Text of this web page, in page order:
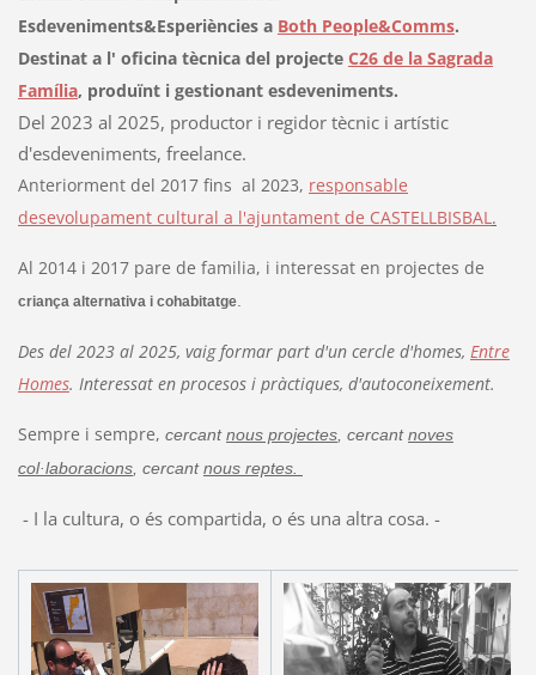
Esdeveniments&Esperiències a Both People&Comms.
Destinat a l' oficina tècnica del projecte C26 de la Sagrada
Família, produïnt i gestionant esdeveniments.
Del 2023 al 2025, productor i regidor tècnic i artístic
d'esdeveniments, freelance.
Anteriorment del 2017 fins al 2023, responsable
desevolupament cultural a l'ajuntament de CASTELLBISBAL .
Al 2014 i 2017 pare de familia, i interessat en projectes de
criança alternativa i cohabitatge.
Des del 2023 al 2025, vaig formar part d'un cercle d'homes, Entre
Homes. Interessat en procesos i pràctiques, d'autoconeixement.
Sempre i sempre, cercantnous projectes, cercantnoves
col·laboracions, cercantnous reptes.
- I la cultura, o és compartida, o és una altra cosa. -